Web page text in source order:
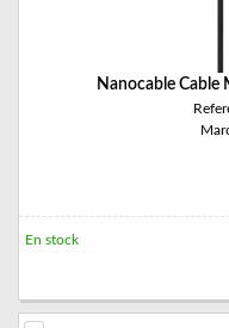
Nanocable
En stock